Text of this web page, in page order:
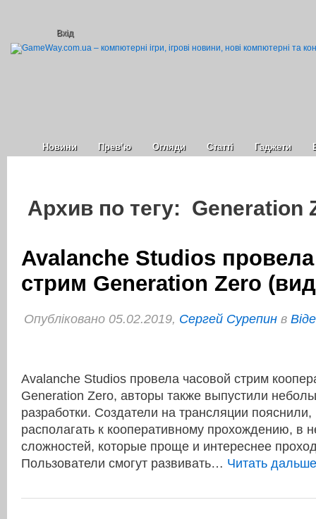
Вхід
Новини Прев’ю Огляди Статті Гаджети
Архив по тегу: Generation
Avalanche Studios
стрим Generation Zero
Опубліковано 05.02.2019, Сергей Сурепин в
Avalanche Studios провела часовой стрим
Generation Zero, авторы также выпустили
разработки. Создатели на трансляции пояснили,
располагать к кооперативному прохождению, в
сложностей, которые проще и интереснее
Пользователи смогут развивать… Читать